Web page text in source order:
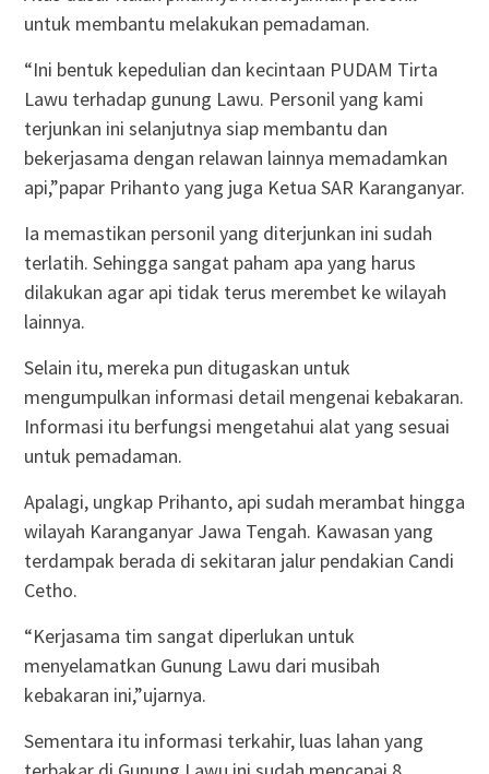
untuk membantu melakukan pemadaman.
“Ini bentuk kepedulian dan kecintaan PUDAM Tirta
Lawu terhadap gunung Lawu. Personil yang kami
terjunkan ini selanjutnya siap membantu dan
bekerjasama dengan relawan lainnya memadamkan
api,”papar Prihanto yang juga Ketua SAR Karanganyar.
Ia memastikan personil yang diterjunkan ini sudah
terlatih. Sehingga sangat paham apa yang harus
dilakukan agar api tidak terus merembet ke wilayah
lainnya.
Selain itu, mereka pun ditugaskan untuk
mengumpulkan informasi detail mengenai kebakaran.
Informasi itu berfungsi mengetahui alat yang sesuai
untuk pemadaman.
Apalagi, ungkap Prihanto, api sudah merambat hingga
wilayah Karanganyar Jawa Tengah. Kawasan yang
terdampak berada di sekitaran jalur pendakian Candi
Cetho.
“Kerjasama tim sangat diperlukan untuk
menyelamatkan Gunung Lawu dari musibah
kebakaran ini,”ujarnya.
Sementara itu informasi terkahir, luas lahan yang